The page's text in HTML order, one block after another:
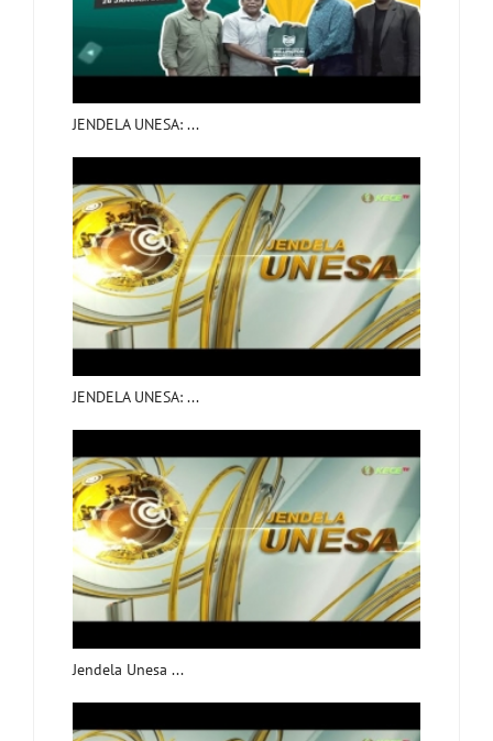
JENDELA UNESA: ...
JENDELA UNESA: ...
Jendela Unesa ...